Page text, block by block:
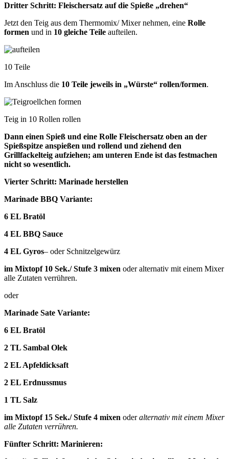
Dritter Schritt: Fleischersatz auf die Spieße „drehen“
Jetzt den Teig aus dem Thermomix/ Mixer nehmen, eine Rolle
formen und in 10 gleiche Teile aufteilen.
10 Teile
Im Anschluss die 10 Teile jeweils in „Würste“ rollen/formen.
Teig in 10 Rollen rollen
Dann einen Spieß und eine Rolle Fleischersatz oben an der
Spießspitze anspießen und rollend und ziehend den
Grillfackelteig aufziehen; am unteren Ende ist das festmachen
nicht so wesentlich.
Vierter Schritt: Marinade herstellen
Marinade BBQ Variante:
6 EL Bratöl
4 EL BBQ Sauce
4 EL Gyros– oder Schnitzelgewürz
im Mixtopf 10 Sek./ Stufe 3 mixen oder alternativ mit einem Mixer
alle Zutaten verrühren.
oder
Marinade Sate Variante:
6 EL Bratöl
2 TL Sambal Olek
2 EL Apfeldicksaft
2 EL Erdnussmus
1 TL Salz
im Mixtopf 15 Sek./ Stufe 4 mixen oderalternativ mit einem Mixer
alle Zutaten verrühren.
Fünfter Schritt: Marinieren: